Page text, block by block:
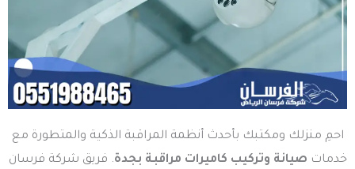
احمِ منزلك ومكتبك بأحدث أنظمة المراقبة الذكية والمتطورة مع
خدمات صيانة وتركيب كاميرات مراقبة بجدة. فريق شركة فرسان